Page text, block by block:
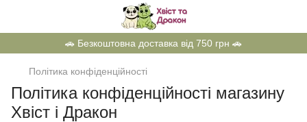
🚗 Безкоштовна доставка від 750 грн 🚗
Політика конфіденційності
Політика конфіденційності магазину
Хвіст і Дракон